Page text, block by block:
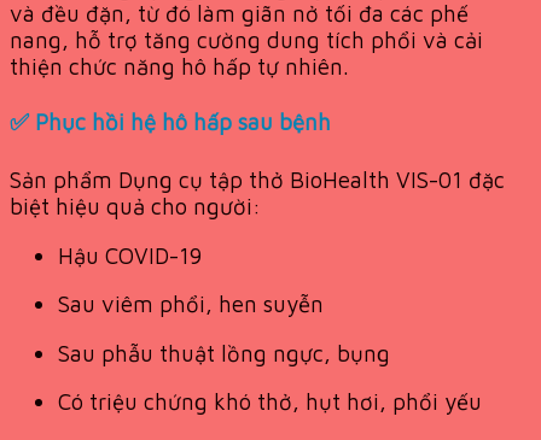
và đều đặn, từ đó làm giãn nở tối đa các phế
nang, hỗ trợ tăng cường dung tích phổi và cải
thiện chức năng hô hấp tự nhiên.
✅ Phục hồi hệ hô hấp sau bệnh
Sản phẩm Dụng cụ tập thở BioHealth VIS-01 đặc
biệt hiệu quả cho người:
Hậu COVID-19
Sau viêm phổi, hen suyễn
Sau phẫu thuật lồng ngực, bụng
Có triệu chứng khó thở, hụt hơi, phổi yếu